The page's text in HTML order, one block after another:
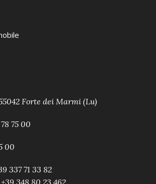
Forte dei Marmi (Lu)
75 00
00
337 71 33 82